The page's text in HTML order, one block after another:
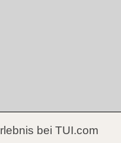
bei TUI.com